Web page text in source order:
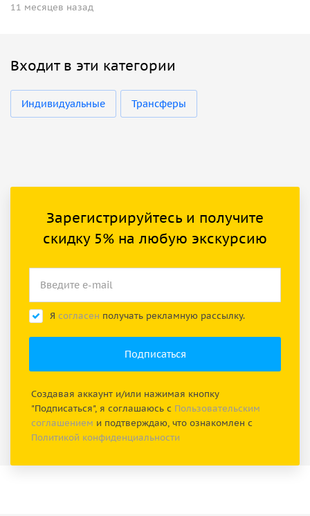
11 месяцев назад
Входит в эти категории
Индивидуальные Трансферы
Зарегистрируйтесь и получите
скидку 5% на любую экскурсию
Я согласен получать рекламную рассылку.
Создавая аккаунт и/или нажимая кнопку
"Подписаться", я соглашаюсь с Пользовательским
соглашением и подтверждаю, что ознакомлен с
Политикой конфиденциальности